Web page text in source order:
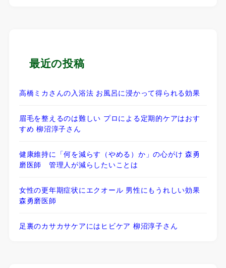
最近の投稿
高橋ミカさんの入浴法 お風呂に浸かって得られる効果
眉毛を整えるのは難しい プロによる定期的ケアはおす
すめ 柳沼淳子さん
健康維持に「何を減らす（やめる）か」の心がけ 森勇
磨医師 管理人が減らしたいことは
女性の更年期症状にエクオール 男性にもうれしい効果
森勇磨医師
足裏のカサカサケアにはヒビケア 柳沼淳子さん